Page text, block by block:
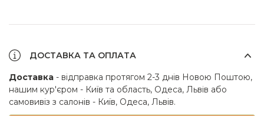
ДОСТАВКА ТА ОПЛАТА
Доставка - відправка протягом 2-3 днів Новою Поштою,
нашим кур'єром - Київ та область, Одеса, Львів або
самовивіз з салонів - Київ, Одеса, Львів.